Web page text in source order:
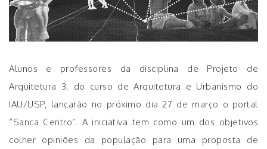
Alunos e professores da disciplina de Projeto de
Arquitetura 3, do curso de Arquitetura e Urbanismo do
IAU/USP, lançarão no próximo dia 27 de março o portal
“Sanca Centro”. A iniciativa tem como um dos objetivos
colher opiniões da população para uma proposta de